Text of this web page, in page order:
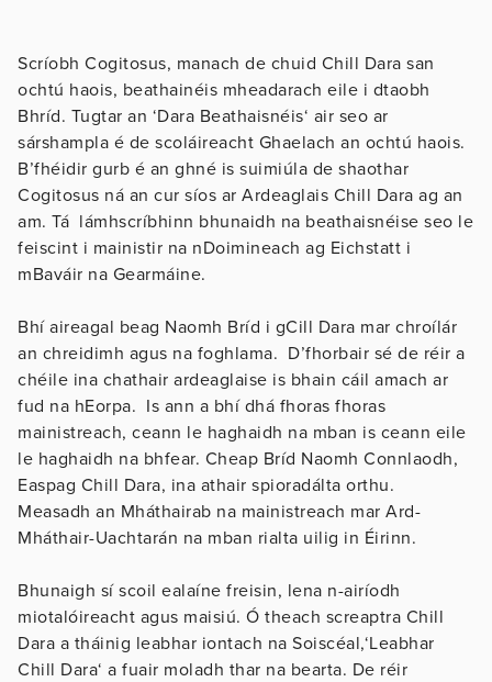
Scríobh Cogitosus, manach de chuid Chill Dara san
ochtú haois, beathainéis mheadarach eile i dtaobh
Bhríd. Tugtar an ‘Dara Beathaisnéis‘ air seo ar
sárshampla é de scoláireacht Ghaelach an ochtú haois.
B’fhéidir gurb é an ghné is suimiúla de shaothar
Cogitosus ná an cur síos ar Ardeaglais Chill Dara ag an
am. Tá lámhscríbhinn bhunaidh na beathaisnéise seo le
feiscint i mainistir na nDoimineach ag Eichstatt i
mBaváir na Gearmáine.
Bhí aireagal beag Naomh Bríd i gCill Dara mar chroílár
an chreidimh agus na foghlama. D’fhorbair sé de réir a
chéile ina chathair ardeaglaise is bhain cáil amach ar
fud na hEorpa. Is ann a bhí dhá fhoras fhoras
mainistreach, ceann le haghaidh na mban is ceann eile
le haghaidh na bhfear. Cheap Bríd Naomh Connlaodh,
Easpag Chill Dara, ina athair spioradálta orthu.
Measadh an Mháthairab na mainistreach mar Ard-
Mháthair-Uachtarán na mban rialta uilig in Éirinn.
Bhunaigh sí scoil ealaíne freisin, lena n-airíodh
miotalóireacht agus maisiú. Ó theach screaptra Chill
Dara a tháinig leabhar iontach na Soiscéal,‘Leabhar
Chill Dara‘ a fuair moladh thar na bearta. De réir